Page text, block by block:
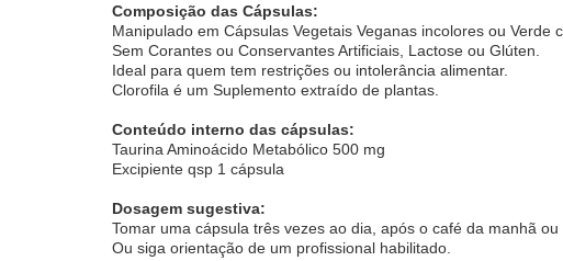
Composição das Cápsulas:
Manipulado em Cápsulas Vegetais Veganas incolores ou Verde
Sem Corantes ou Conservantes Artificiais, Lactose ou Glúten.
Ideal para quem tem restrições ou intolerância alimentar.
Clorofila é um Suplemento extraído de plantas.
Conteúdo interno das cápsulas:
Taurina Aminoácido Metabólico 500 mg
Excipiente qsp 1 cápsula
Dosagem sugestiva:
Tomar uma cápsula três vezes ao dia, após o café da manhã ou
Ou siga orientação de um profissional habilitado.